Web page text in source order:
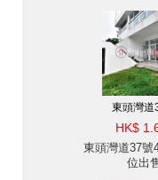
東頭灣道
HK$
東頭灣道37號
位出